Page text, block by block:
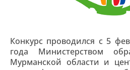
Конкурс проводился с 5
года Министерством
Мурманской области и